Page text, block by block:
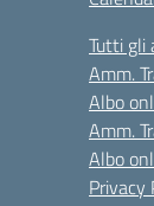
Tutti gli
Amm.
Albo
Amm.
Albo
Privacy